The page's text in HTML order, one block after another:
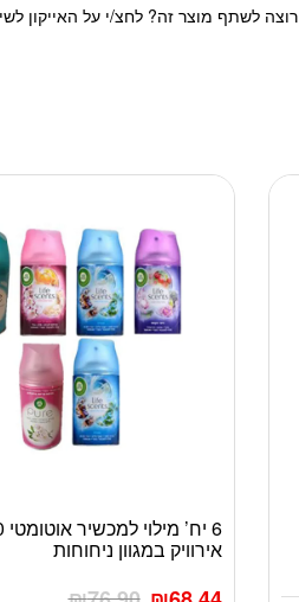
רוצה לשתף מוצר זה? לחצ/י על האייקון
אירוויק במגוון ניחוחות